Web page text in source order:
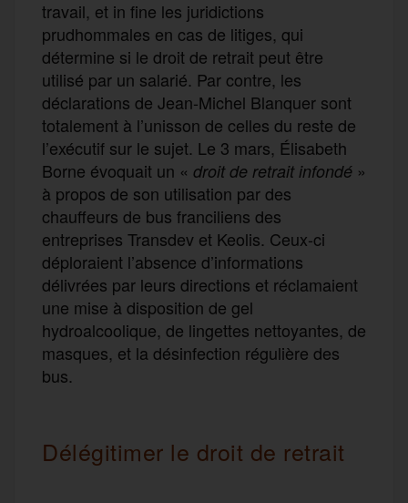
travail, et in fine les juridictions
prudhommales en cas de litiges, qui
détermine si le droit de retrait peut être
utilisé par un salarié. Par contre, les
déclarations de Jean-Michel Blanquer sont
totalement à l’unisson de celles du reste de
l’exécutif sur le sujet. Le 3 mars, Élisabeth
Borne évoquait un « droit de retrait infondé »
à propos de son utilisation par des
chauffeurs de bus franciliens des
entreprises Transdev et Keolis. Ceux-ci
déploraient l’absence d’informations
délivrées par leurs directions et réclamaient
une mise à disposition de gel
hydroalcoolique, de lingettes nettoyantes, de
masques, et la désinfection régulière des
bus.
Délégitimer le droit de retrait